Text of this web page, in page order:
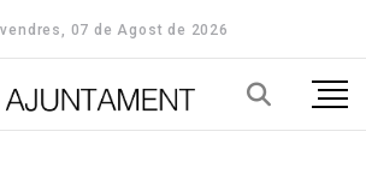
07 de Agost de 2026